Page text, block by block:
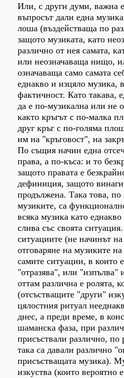
Или, с други думи, важна
въпросът дали една
лоша (въздействаща по
защото музиката, като
различно от нея самата,
или неозначаваща нищо,
означаваща само самата
еднакво и изцяло музика,
фактичност. Като такава,
да е по-музикална или не
както кръгът с по-малка
друг кръг с по-голяма
им на "кръговост", на
По същия начин една
права, а по-къса: и то
защото правата е
дефиниция, защото
продължена. Така това, по
музиките, са
всяка музика като
слива със своята
ситуациите (не начинът
отговаряне на музиките
самите ситуации, в които
"отразява", или "изпълва"
оттам различна е ролята,
(отсъстващите "други"
цялостния ритуал
днес, а преди време, в
шаманска фаза, при
присъствали различно, по
така са давали различно
присъстващата музика).
изкуства (които вероятно